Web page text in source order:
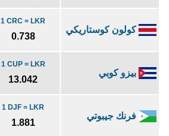
كولون كوستاريكي
1 CRC = LKR
0.738
بيزو كوبي
1 CUP = LKR
13.042
فرنك جيبوتي
1 DJF = LKR
1.881